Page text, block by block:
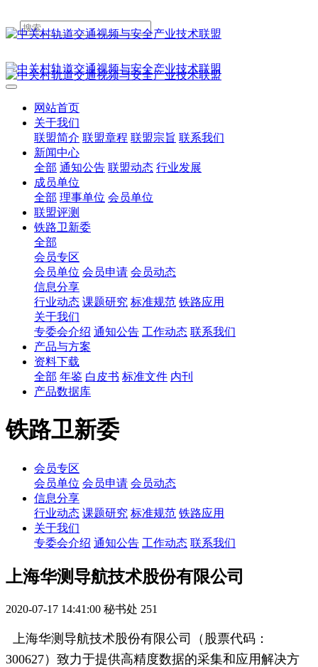
网站首页
关于我们
联盟简介 联盟章程 联盟宗旨 联系我们
新闻中心
全部 通知公告 联盟动态 行业发展
成员单位
全部 理事单位 会员单位
联盟评测
铁路卫新委
全部
会员专区
会员单位 会员申请 会员动态
信息分享
行业动态 课题研究 标准规范 铁路应用
关于我们
专委会介绍 通知公告 工作动态 联系我们
产品与方案
资料下载
全部 年鉴 白皮书 标准文件 内刊
产品数据库
铁路卫新委
会员专区
会员单位 会员申请 会员动态
信息分享
行业动态 课题研究 标准规范 铁路应用
关于我们
专委会介绍 通知公告 工作动态 联系我们
上海华测导航技术股份有限公司
2020-07-17 14:41:00 秘书处 251
上海华测导航技术股份有限公司（股票代码：
300627）致力于提供高精度数据的采集和应用解决方